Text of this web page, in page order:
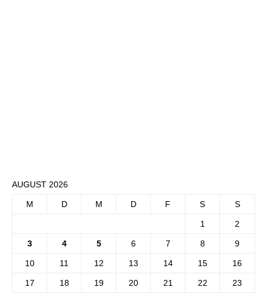
AUGUST 2026
M D M D F S S
1 2
3 4 5 6 7 8 9
10 11 12 13 14 15 16
17 18 19 20 21 22 23